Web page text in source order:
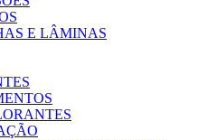
E LÂMINAS